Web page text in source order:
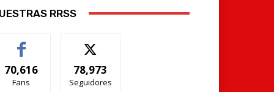
RRSS
70,616
Fans
78,973
Seguidores